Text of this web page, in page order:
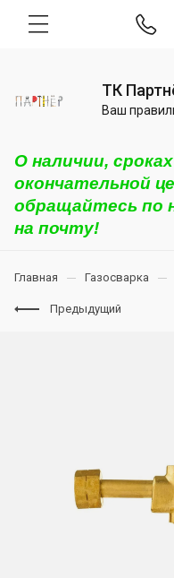
ТК
Ваш
О наличии,
окончательной
обращайтесь по
на почту!
Главная Газосварка
Предыдущий